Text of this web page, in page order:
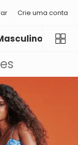
Crie uma conta